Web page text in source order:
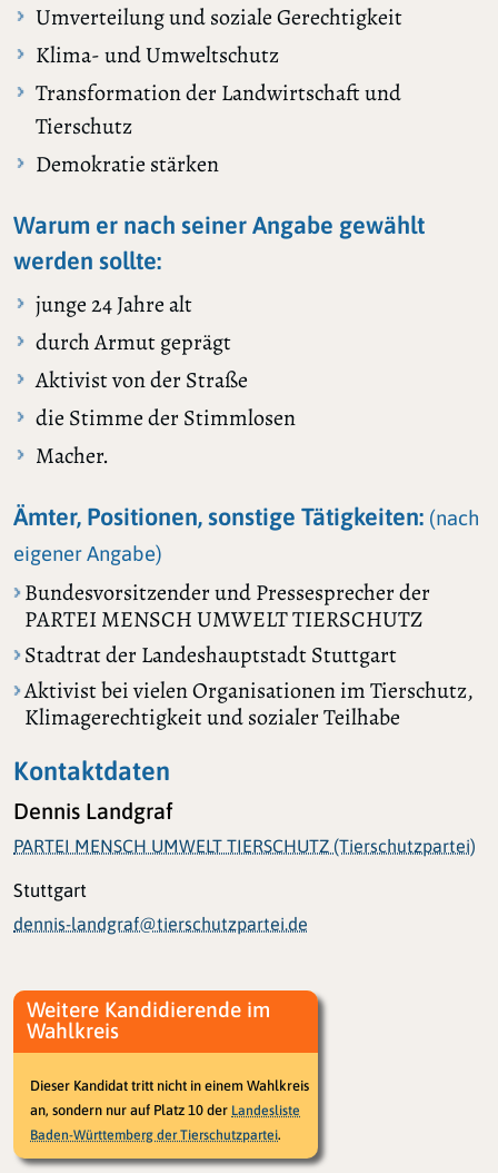
Umverteilung und soziale Gerechtigkeit
Klima- und Umweltschutz
Transformation der Landwirtschaft und
Tierschutz
Demokratie stärken
Warum er nach seiner Angabe gewählt
werden sollte:
junge 24 Jahre alt
durch Armut geprägt
Aktivist von der Straße
die Stimme der Stimmlosen
Macher.
Ämter, Positionen, sonstige Tätigkeiten: (nach
eigener Angabe)
Bundesvorsitzender und Pressesprecher der
PARTEI MENSCH UMWELT TIERSCHUTZ
Stadtrat der Landeshauptstadt Stuttgart
Aktivist bei vielen Organisationen im Tierschutz,
Klimagerechtigkeit und sozialer Teilhabe
Kontaktdaten
Dennis Landgraf
PARTEI MENSCH UMWELT TIERSCHUTZ (Tierschutzpartei)
Stuttgart
dennis-landgraf@tierschutzpartei.de
Weitere Kandidierende im
Wahlkreis
Dieser Kandidat tritt nicht in einem Wahlkreis
an, sondern nur auf Platz 10 der Landesliste
Baden-Württemberg der Tierschutzpartei.